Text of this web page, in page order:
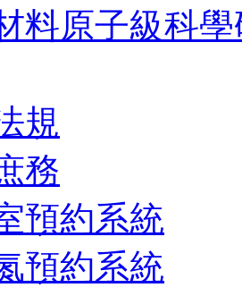
料原子級科
規
務
預約系統
預約系統